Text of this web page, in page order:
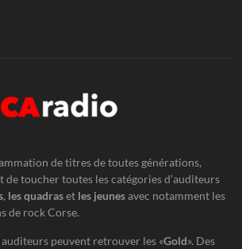
de titres de toutes générations,
de toucher toutes les catégories d’auditeurs
, les quadraset les jeunesavec notamment les
de rock Corse.
auditeurs peuvent retrouver les «Gold». Des